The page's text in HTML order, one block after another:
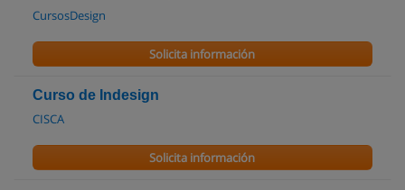
CursosDesign
Solicita información
Curso de Indesign
CISCA
Solicita información